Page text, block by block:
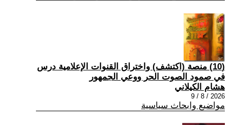
(10) منصة (اكتشف) واختراق القنوات الإعلامية درس
في صمود الصوت الحر ووعي الجمهور
هشام الكيلاني
2026 / 8 / 9
مواضيع وابحاث سياسية